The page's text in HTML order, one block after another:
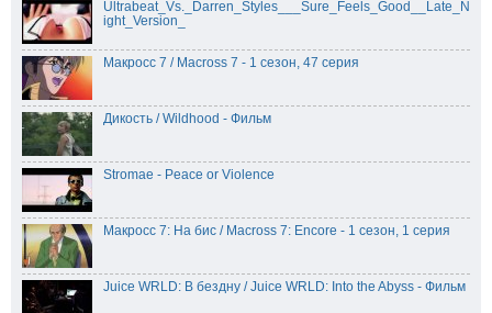
Ultrabeat_Vs._Darren_Styles___Sure_Feels_Good__Late_N
ight_Version_
Макросс 7 / Macross 7 - 1 сезон, 47 серия
Дикость / Wildhood - Фильм
Stromae - Peace or Violence
Макросс 7: На бис / Macross 7: Encore - 1 сезон, 1 серия
Juice WRLD: В бездну / Juice WRLD: Into the Abyss - Фильм